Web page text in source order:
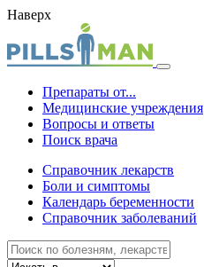
Наверх
Препараты от...
Медицинские учреждения
Вопросы и ответы
Поиск врача
Справочник лекарств
Боли и симптомы
Календарь беременности
Справочник заболеваний